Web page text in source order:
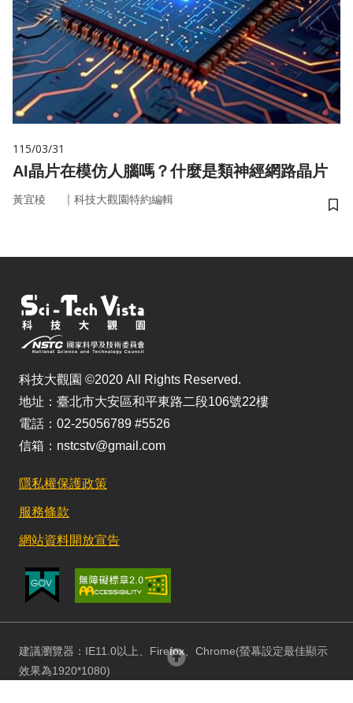
115/03/31
AI晶片在模仿人腦嗎？什麼是類神經網路晶片
黃宜稜 ｜ 科技大觀園特約編輯
儲
科技大觀園 ©2020 All Rights Reserved.
地址：臺北市大安區和平東路二段106號22樓
電話：02-25056789 #5526
信箱：nstcstv@gmail.com
隱私權保護政策
服務條款
網站資料開放宣告
建議瀏覽器：IE11.0以上、Firefox、Chrome(螢幕設定最佳顯示
效果為1920*1080)
回頂部